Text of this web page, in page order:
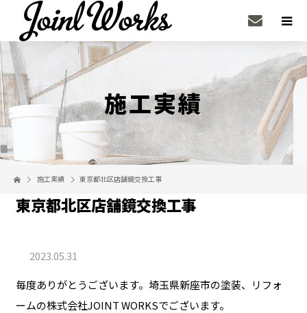
施工実績
施工実績 東京都北区店舗鏡交換工事
東京都北区店舗鏡交換工事
2023.05.31
毎度ありがとうございます。埼玉県新座市の塗装、リフォ
ームの株式会社JOINT WORKSでございます。